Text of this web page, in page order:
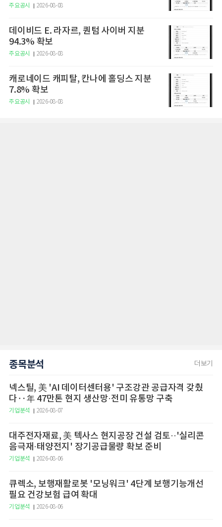
주요공시 2026-08-08
데이비드 E. 라자르, 퀀텀 사이버 지분
94.3% 확보
주요공시 2026-08-08
캐로네이드 캐피탈, 칸나에 홀딩스 지분
7.8% 확보
주요공시 2026-08-08
종목분석 더보기
넥스틸, 美 'AI 데이터센터용' 구조강관 공급자격 갖췄
다‥年 47만톤 현지 생산망·전미 유통망 구축
기업분석 2026-08-07
대주전자재료, 美 텍사스 현지공장 건설 검토··'실리콘
음극재·태양전지' 장기공급물량 확보 준비
기업분석 2026-08-06
큐렉소, 보행재활로봇 '모닝워크' 4단계 보행기능개선
필요 건강보험 급여 확대
기업분석 2026-08-06